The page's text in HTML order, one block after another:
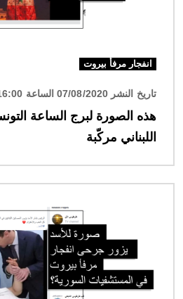
انفجار مرفأ بيروت
تاريخ النشر 07/08/2020 الساعة 16:00
هذه الصورة لبرج الساعة
اللبناني مركّبة